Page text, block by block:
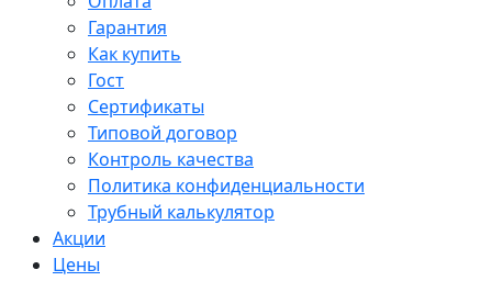
Гарантия
Как купить
Гост
Сертификаты
Типовой договор
Контроль качества
Политика конфиденциальности
Трубный калькулятор
Акции
Цены